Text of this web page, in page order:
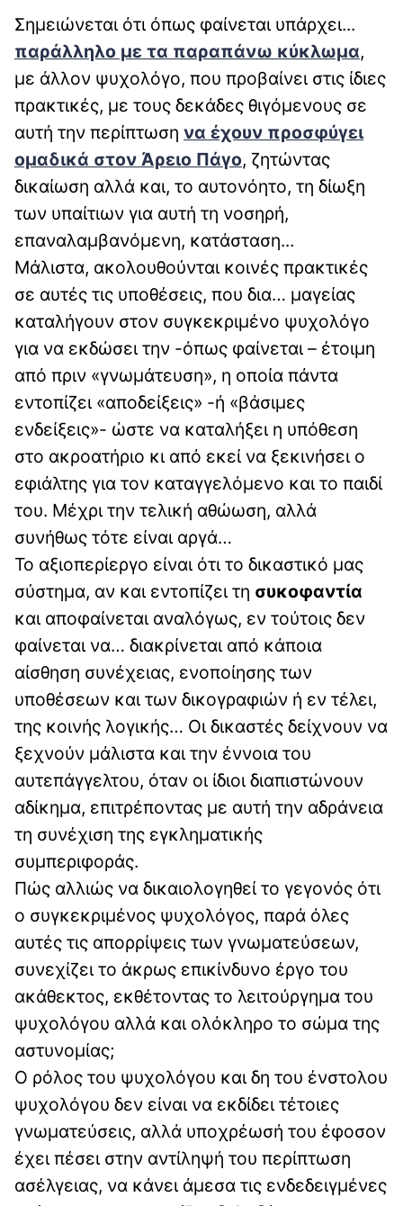
Σημειώνεται ότι όπως φαίνεται υπάρχει...
παράλληλο με τα παραπάνω κύκλωμα,
με άλλον ψυχολόγο, που προβαίνει στις ίδιες
πρακτικές, με τους δεκάδες θιγόμενους σε
αυτή την περίπτωση να έχουν προσφύγει
ομαδικά στον Άρειο Πάγο, ζητώντας
δικαίωση αλλά και, το αυτονόητο, τη δίωξη
των υπαίτιων για αυτή τη νοσηρή,
επαναλαμβανόμενη, κατάσταση...
Μάλιστα, ακολουθούνται κοινές πρακτικές
σε αυτές τις υποθέσεις, που δια… μαγείας
καταλήγουν στον συγκεκριμένο ψυχολόγο
για να εκδώσει την -όπως φαίνεται – έτοιμη
από πριν «γνωμάτευση», η οποία πάντα
εντοπίζει «αποδείξεις» -ή «βάσιμες
ενδείξεις»- ώστε να καταλήξει η υπόθεση
στο ακροατήριο κι από εκεί να ξεκινήσει ο
εφιάλτης για τον καταγγελόμενο και το παιδί
του. Μέχρι την τελική αθώωση, αλλά
συνήθως τότε είναι αργά…
Το αξιοπερίεργο είναι ότι το δικαστικό μας
σύστημα, αν και εντοπίζει τη συκοφαντία
και αποφαίνεται αναλόγως, εν τούτοις δεν
φαίνεται να… διακρίνεται από κάποια
αίσθηση συνέχειας, ενοποίησης των
υποθέσεων και των δικογραφιών ή εν τέλει,
της κοινής λογικής… Οι δικαστές δείχνουν να
ξεχνούν μάλιστα και την έννοια του
αυτεπάγγελτου, όταν οι ίδιοι διαπιστώνουν
αδίκημα, επιτρέποντας με αυτή την αδράνεια
τη συνέχιση της εγκληματικής
συμπεριφοράς.
Πώς αλλιώς να δικαιολογηθεί το γεγονός ότι
ο συγκεκριμένος ψυχολόγος, παρά όλες
αυτές τις απορρίψεις των γνωματεύσεων,
συνεχίζει το άκρως επικίνδυνο έργο του
ακάθεκτος, εκθέτοντας το λειτούργημα του
ψυχολόγου αλλά και ολόκληρο το σώμα της
αστυνομίας;
Ο ρόλος του ψυχολόγου και δη του ένστολου
ψυχολόγου δεν είναι να εκδίδει τέτοιες
γνωματεύσεις, αλλά υποχρέωσή του έφοσον
έχει πέσει στην αντίληψή του περίπτωση
ασέλγειας, να κάνει άμεσα τις ενδεδειγμένες